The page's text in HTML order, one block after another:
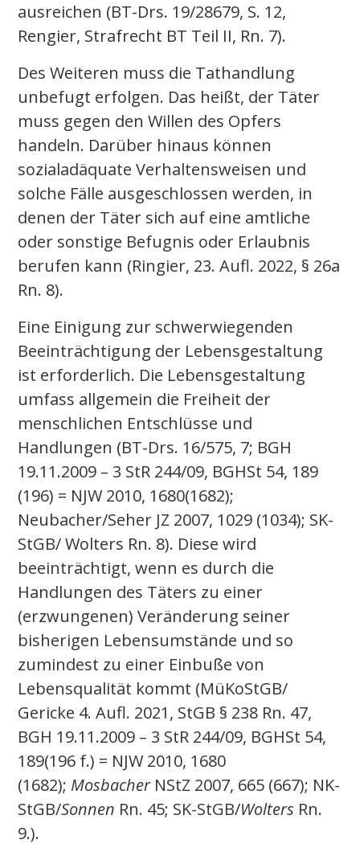
ausreichen (BT-Drs. 19/28679, S. 12,
Rengier, Strafrecht BT Teil II, Rn. 7).
Des Weiteren muss die Tathandlung
unbefugt erfolgen. Das heißt, der Täter
muss gegen den Willen des Opfers
handeln. Darüber hinaus können
sozialadäquate Verhaltensweisen und
solche Fälle ausgeschlossen werden, in
denen der Täter sich auf eine amtliche
oder sonstige Befugnis oder Erlaubnis
berufen kann (Ringier, 23. Aufl. 2022, § 26a
Rn. 8).
Eine Einigung zur schwerwiegenden
Beeinträchtigung der Lebensgestaltung
ist erforderlich. Die Lebensgestaltung
umfass allgemein die Freiheit der
menschlichen Entschlüsse und
Handlungen (BT-Drs. 16/575, 7; BGH
19.11.2009 – 3 StR 244/09, BGHSt 54, 189
(196) = NJW 2010, 1680(1682);
Neubacher/Seher JZ 2007, 1029 (1034); SK-
StGB/ Wolters Rn. 8). Diese wird
beeinträchtigt, wenn es durch die
Handlungen des Täters zu einer
(erzwungenen) Veränderung seiner
bisherigen Lebensumstände und so
zumindest zu einer Einbuße von
Lebensqualität kommt (MüKoStGB/
Gericke 4. Aufl. 2021, StGB § 238 Rn. 47,
BGH 19.11.2009 – 3 StR 244/09, BGHSt 54,
189(196 f.) = NJW 2010, 1680
(1682); Mosbacher NStZ 2007, 665 (667); NK-
StGB/Sonnen Rn. 45; SK-StGB/Wolters Rn.
9.).